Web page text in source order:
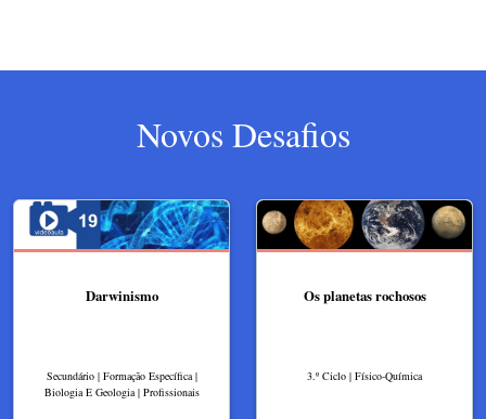
Novos Desafios
Darwinismo
Secundário | Formação Específica |
Biologia E Geologia | Profissionais
Os planetas rochosos
3.º Ciclo | Físico-Química